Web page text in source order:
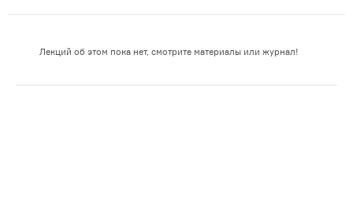
Лекций об этом пока нет, смотрите материалы или журнал!